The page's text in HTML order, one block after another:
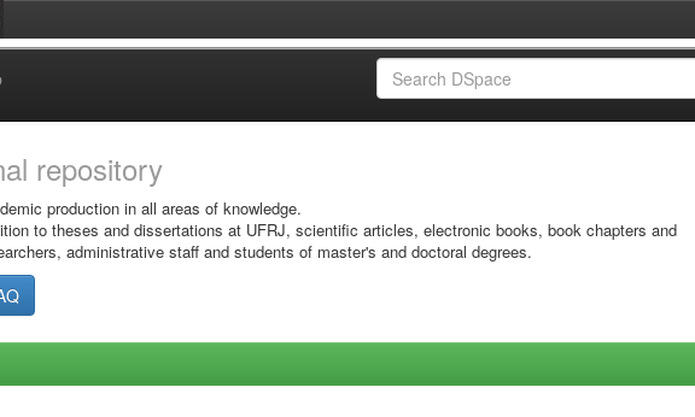
repository
production in all areas of knowledge.
to theses and dissertations at UFRJ, scientific articles, electronic books, book chapters and
administrative staff and students of master's and doctoral degrees.